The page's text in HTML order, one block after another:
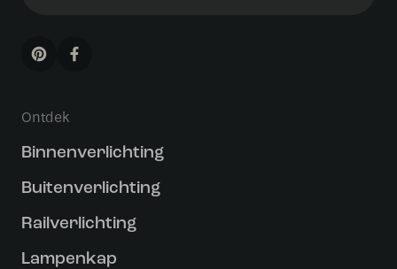
Ontdek
Binnenverlichting
Buitenverlichting
Railverlichting
Lampenkap